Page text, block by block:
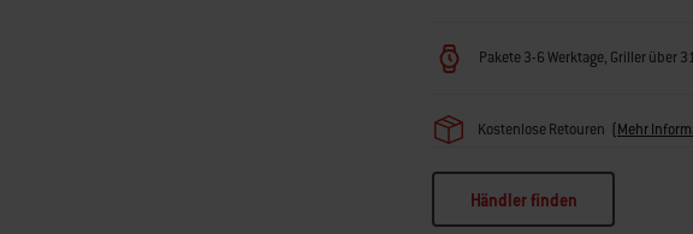
Pakete 3-6 Werktage, Griller über
Kostenlose Retouren (Mehr
Händler finden